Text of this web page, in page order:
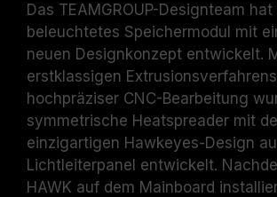
Das TEAMGROUP-Designteam hat
beleuchtetes Speichermodul mit
neuen Designkonzept entwickelt.
erstklassigen
hochpräziser CNC-Bearbeitung
symmetrische Heatspreader mit
einzigartigen Hawkeyes-Design
Lichtleiterpanel entwickelt.
HAWK auf dem Mainboard